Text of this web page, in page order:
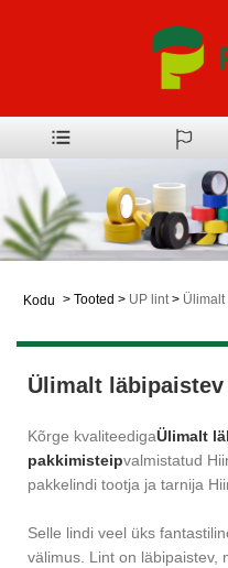
Kodu > Tooted > UP lint> Ülimalt
Ülimalt
Kõrge kvaliteedigaÜlimalt
pakkimisteipvalmistatud
pakkelindi tootja ja tarnija
Selle lindi veel üks
välimus. Lint on läbipaistev,